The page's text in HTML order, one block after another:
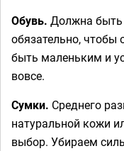
Обувь. Должна быть
обязательно,
быть маленьким и
вовсе.
Сумки. Среднего
натуральной кожи
выбор. Убираем